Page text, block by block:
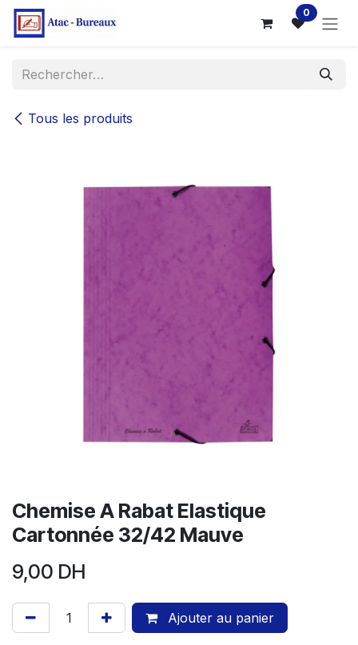
Se rendre au contenu 0
Tous les produits
Chemise A Rabat Elastique
Cartonnée 32/42 Mauve
9,00 DH
Ajouter au panier